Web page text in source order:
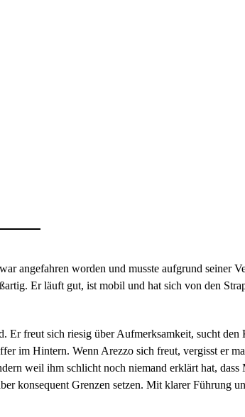
angefahren worden und musste aufgrund seiner
Er läuft gut, ist mobil und hat sich von den
Er freut sich riesig über Aufmerksamkeit, sucht
im Hintern. Wenn Arezzo sich freut, vergisst er
weil ihm schlicht noch niemand erklärt hat,
konsequent Grenzen setzen. Mit klarer Führung